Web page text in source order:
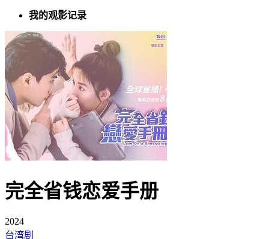
我的观影记录
完全省钱恋爱手册
2024
台湾剧